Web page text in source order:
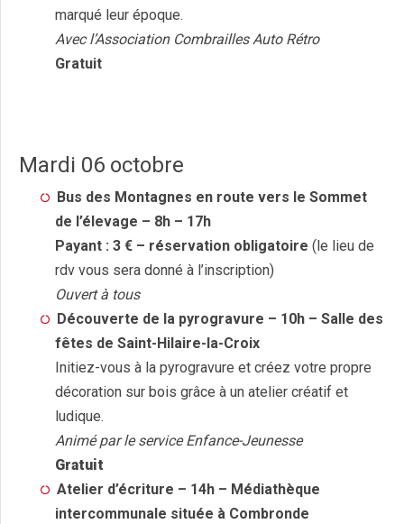
marqué leur époque.
Avec l’Association Combrailles Auto Rétro
Gratuit
Mardi 06 octobre
Bus des Montagnes en route vers le Sommet
de l’élevage – 8h – 17h
Payant : 3 € – réservation obligatoire (le lieu de
rdv vous sera donné à l’inscription)
Ouvert à tous
Découverte de la pyrogravure – 10h – Salle des
fêtes de Saint-Hilaire-la-Croix
Initiez-vous à la pyrogravure et créez votre propre
décoration sur bois grâce à un atelier créatif et
ludique.
Animé par le service Enfance-Jeunesse
Gratuit
Atelier d’écriture – 14h – Médiathèque
intercommunale située à Combronde